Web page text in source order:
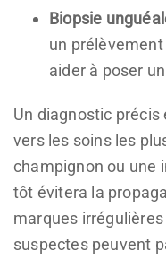
Biopsie
un
aider à poser
Un diagnostic
vers les soins les
champignon ou une
tôt évitera la
marques
suspectes peuvent